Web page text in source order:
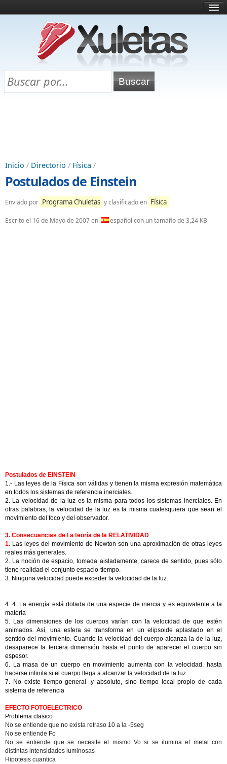
¿Qué es esto?
Directorio
Chuletas para exámenes
Inicio / Directorio / Física /
Postulados de Einstein
Enviado por Programa Chuletas y clasificado en Física
Escrito el 16 de Mayo de 2007en español con un tamaño de 3,24 KB
Postulados de EINSTEIN
1.- Las leyes de la Física son válidas y tienen la misma expresión matemática
en todos los sistemas de referencia inerciales.
2. La velocidad de la luz es la misma para todos los sistemas inerciales. En
otras palabras, la velocidad de la luz es la misma cualesquiera que sean el
movimiento del foco y del observador.
3. Consecuancias de l a teoría de la RELATIVIDAD
1. Las leyes del movimiento de Newton son una aproximación de otras leyes
reales más generales.
2. La noción de espacio, tomada aisladamente, carece de sentido, pues sólo
tiene realidad el conjunto espacio-tiempo.
3. Ninguna velocidad puede exceder la velocidad de la luz.
4. 4. La energía está dotada de una especie de inercia y es equivalente a la
materia
5. Las dimensiones de los cuerpos varían con la velocidad de que estén
animados. Así, una esfera se transforma en un elipsoide aplastado en el
sentido del movimiento. Cuando la velocidad del cuerpo alcanza la de la luz,
desaparece la tercera dimensión hasta el punto de aparecer el cuerpo sin
espesor.
6. La masa de un cuerpo en movimiento aumenta con la velocidad, hasta
hacerse infinita si el cuerpo llega a alcanzar la velocidad de la luz.
7. No existe tiempo general .y absoluto, sino tiempo local propio de cada
sistema de referencia
EFECTO FOTOELECTRICO
Problema clasico
No se entiende que no exista retraso 10 a la -5seg
No se entiende Fo
No se entiende que se necesite el mismo Vo si se ilumina el metal con
distintas intensidades luminosas
Hipotesis cuantica